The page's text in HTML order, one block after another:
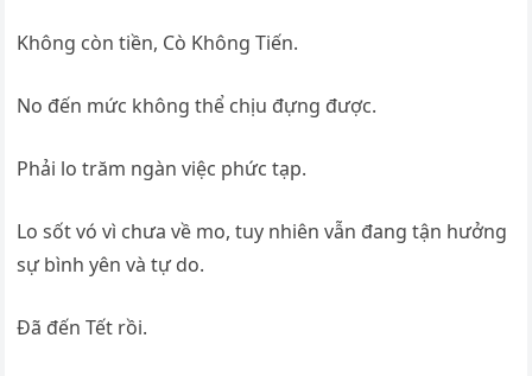
Không còn tiền, Cò Không Tiến.
No đến mức không thể chịu đựng được.
Phải lo trăm ngàn việc phức tạp.
Lo sốt vó vì chưa về mo, tuy nhiên vẫn đang tận hưởng
sự bình yên và tự do.
Đã đến Tết rồi.